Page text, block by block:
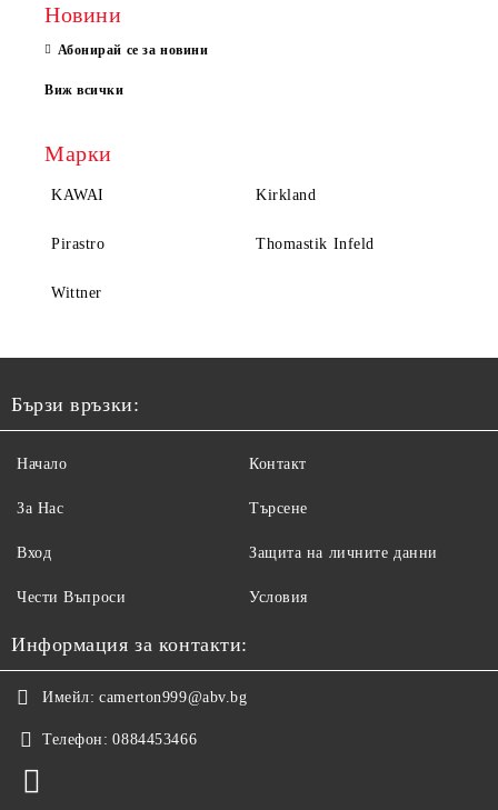
Новини
Абонирай се за новини
Виж всички
Марки
KAWAI Kirkland
Pirastro Thomastik Infeld
Wittner
Бързи връзки:
Начало
За Нас
Вход
Чести Въпроси
Контакт
Търсене
Защита на личните данни
Условия
Информация за контакти:
Имейл: camerton999@abv.bg
Телефон: 0884453466